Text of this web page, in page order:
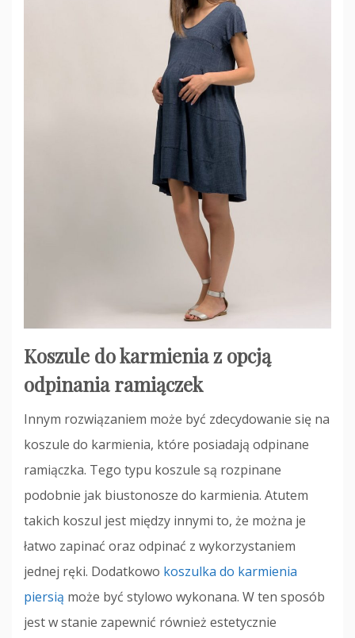
Koszule do karmienia z opcją
odpinania ramiączek
Innym rozwiązaniem może być zdecydowanie się na
koszule do karmienia, które posiadają odpinane
ramiączka. Tego typu koszule są rozpinane
podobnie jak biustonosze do karmienia. Atutem
takich koszul jest między innymi to, że można je
łatwo zapinać oraz odpinać z wykorzystaniem
jednej ręki. Dodatkowo koszulka do karmienia
piersią może być stylowo wykonana. W ten sposób
jest w stanie zapewnić również estetycznie